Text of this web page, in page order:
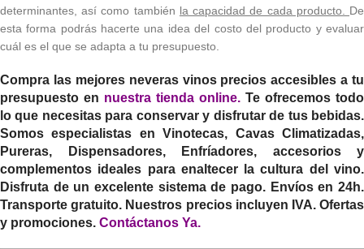
determinantes, así como también la capacidad de cada producto. De
esta forma podrás hacerte una idea del costo del producto y evaluar
cuál es el que se adapta a tu presupuesto.
Compra las mejores neveras vinos precios accesibles a tu
presupuesto en nuestra tienda online. Te ofrecemos todo
lo que necesitas para conservar y disfrutar de tus bebidas.
Somos especialistas en Vinotecas, Cavas Climatizadas,
Pureras, Dispensadores, Enfríadores, accesorios y
complementos ideales para enaltecer la cultura del vino.
Disfruta de un excelente sistema de pago. Envíos en 24h.
Transporte gratuito. Nuestros precios incluyen IVA. Ofertas
y promociones. Contáctanos Ya.